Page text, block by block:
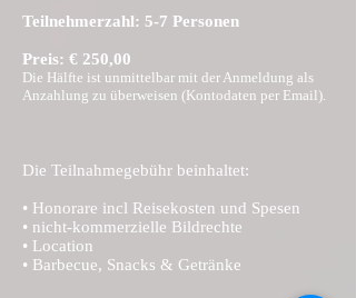
Teilnehmerzahl: 5-7 Personen
Preis: € 250,00
Die Hälfte ist unmittelbar mit der Anmeldung als
Anzahlung zu überweisen (Kontodaten per Email).
Die Teilnahmegebühr beinhaltet:
• Honorare incl Reisekosten und Spesen
• nicht-kommerzielle Bildrechte
• Location
• Barbecue, Snacks & Getränke